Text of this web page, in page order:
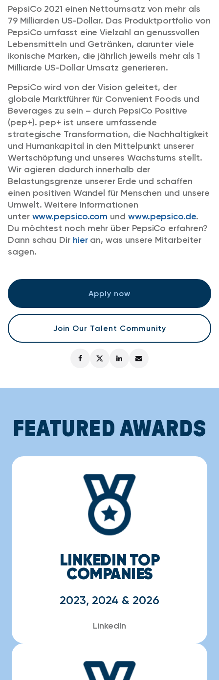
Apply now
Join Our Talent Community
PepsiCo 2021 einen Nettoumsatz von mehr als
79 Milliarden US-Dollar. Das Produktportfolio von
PepsiCo umfasst eine Vielzahl an genussvollen
Lebensmitteln und Getränken, darunter viele
ikonische Marken, die jährlich jeweils mehr als 1
Milliarde US-Dollar Umsatz generieren.
PepsiCo wird von der Vision geleitet, der
globale Marktführer für Convenient Foods und
Beverages zu sein – durch PepsiCo Positive
(pep+). pep+ ist unsere umfassende
strategische Transformation, die Nachhaltigkeit
und Humankapital in den Mittelpunkt unserer
Wertschöpfung und unseres Wachstums stellt.
Wir agieren dadurch innerhalb der
Belastungsgrenze unserer Erde und schaffen
einen positiven Wandel für Menschen und unsere
Umwelt. Weitere Informationen
unter www.pepsico.com und www.pepsico.de.
Du möchtest noch mehr über PepsiCo erfahren?
Dann schau Dir hieran, was unsere Mitarbeiter
sagen.
FEATURED AWARDS
LINKEDIN TOP
COMPANIES
2023, 2024 & 2026
LinkedIn